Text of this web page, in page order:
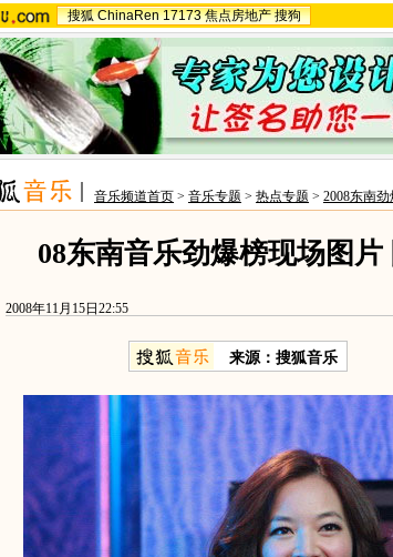
搜狐 ChinaRen 17173 焦点房地产 搜狗
音乐频道首页 > 音乐专题 > 热点专题 > 2008东南
08东南音乐劲爆榜现场图
2008年11月15日22:55
来源：搜狐音乐